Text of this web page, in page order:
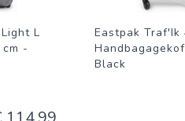
L
-
Eastpak Traf'Ik
Black